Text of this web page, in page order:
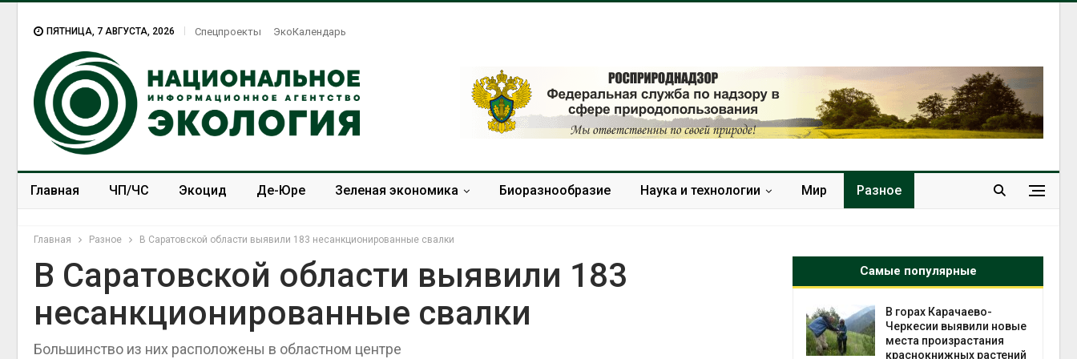
ПЯТНИЦА, 7 АВГУСТА, 2026 Спецпроекты ЭкоКалендарь
Главная ЧП/ЧС Экоцид Де-Юре Зеленая экономика Биоразнообразие Наука и технологии Мир Разное
Главная Разное В Саратовской области выявили 183 несанкционированные свалки
В Саратовской области выявили 183
несанкционированные свалки
Большинство из них расположены в областном центре
Самые популярные
В Домодедове
ликвидируют
последствия разлива
химикатов после пожара
Панамский канал вновь
ограничивает загрузку
В горах Карачаево-
Черкесии выявили новые
места произрастания
краснокнижных растений
В Домодедове
ликвидируют
последствия
химикатов после